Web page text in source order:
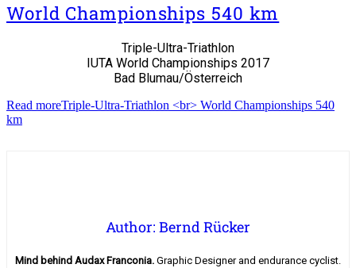
World Championships 540 km
Triple-Ultra-Triathlon
IUTA World Championships 2017
Bad Blumau/Österreich
Read moreTriple-Ultra-Triathlon <br> World Championships 540
km
Author: Bernd Rücker
Mind behind Audax Franconia. Graphic Designer and endurance cyclist.